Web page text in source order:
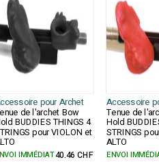
pour Archet Accessoire
de l'archet Bow
BUDDIES THINGS 4
pour VIOLON et
Tenue de
Hold
STRINGS
ALTO
IMMÉDIAT40.46 CHF ENVOI